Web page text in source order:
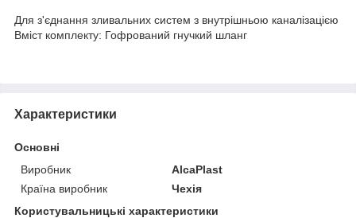
Для з'єднання зливальних систем з внутрішньою каналізацією
Вміст комплекту: Гофрований гнучкий шланг
Характеристики
Основні
Виробник
AlcaPlast
Країна виробник
Чехія
Користувальницькі характеристики